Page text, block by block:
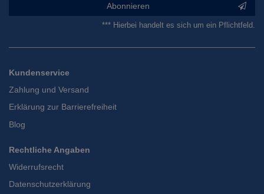
Abonnieren
*** Hierbei handelt es sich um ein Pflichtfeld.
Kundenservice
Zahlung und Versand
Erklärung zur Barrierefreiheit
Blog
Rechtliche Angaben
Widerrufsrecht
Datenschutzerklärung